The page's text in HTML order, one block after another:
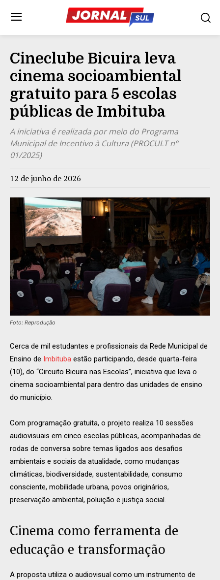
Cineclube Bicuira leva
cinema socioambiental
gratuito para 5 escolas
públicas de Imbituba
A iniciativa é realizada por meio do Programa
Municipal de Incentivo à Cultura (PROCULT nº
01/2025)
12 de junho de 2026
Foto: Reprodução
Cerca de mil estudantes e profissionais da Rede Municipal de
Ensino de Imbituba estão participando, desde quarta-feira
(10), do “Circuito Bicuira nas Escolas”, iniciativa que leva o
cinema socioambiental para dentro das unidades de ensino
do município.
Com programação gratuita, o projeto realiza 10 sessões
audiovisuais em cinco escolas públicas, acompanhadas de
rodas de conversa sobre temas ligados aos desafios
ambientais e sociais da atualidade, como mudanças
climáticas, biodiversidade, sustentabilidade, consumo
consciente, mobilidade urbana, povos originários,
preservação ambiental, poluição e justiça social.
Cinema como ferramenta de
educação e transformação
A proposta utiliza o audiovisual como um instrumento de